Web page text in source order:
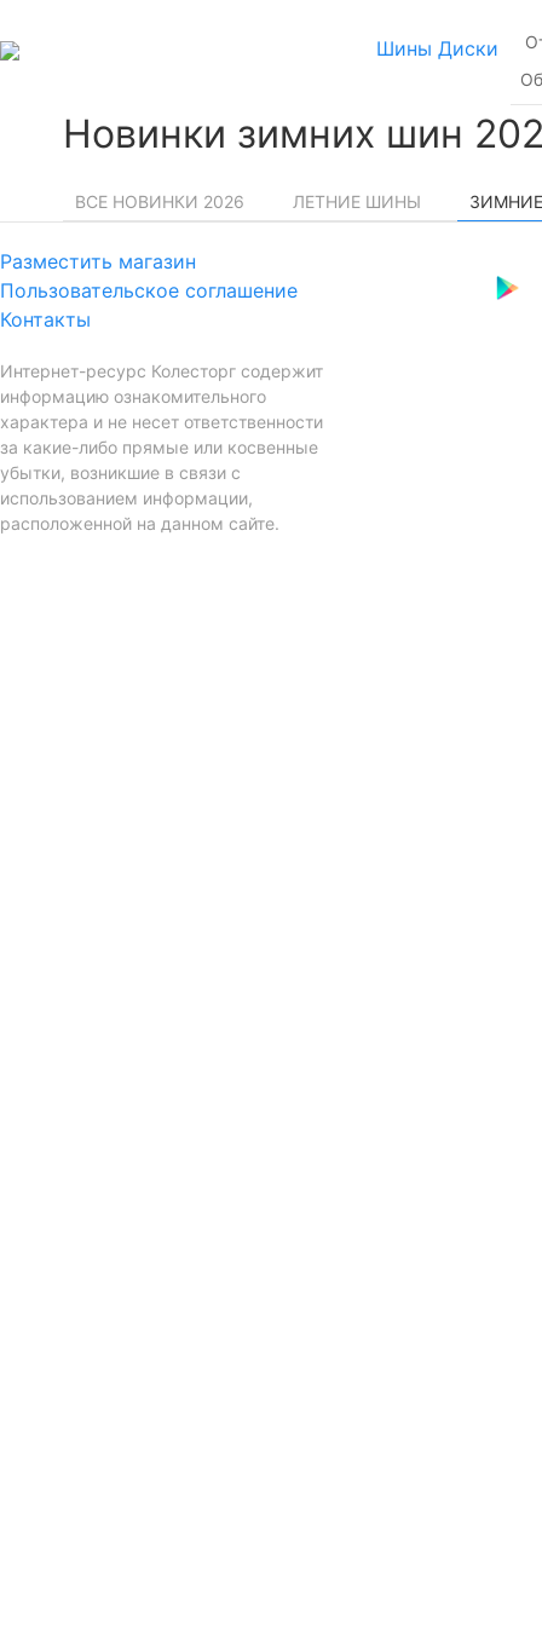
Шины Диски
Новинки зимних шин
ВСЕ НОВИНКИ 2026 ЛЕТНИЕ ШИНЫ
Разместить магазин
Пользовательское соглашение
Контакты
Интернет-ресурс Колесторг содержит
информацию ознакомительного
характера и не несет ответственности
за какие-либо прямые или косвенные
убытки, возникшие в связи с
использованием информации,
расположенной на данном сайте.